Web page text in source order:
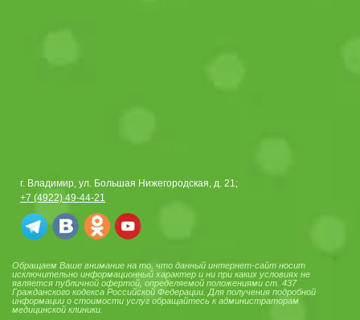
г. Владимир, ул. Большая Нижегородская, д. 21;
+7 (4922) 49-44-21
Обращаем Ваше внимание на то, что данный интернет-сайт носит
исключительно информационный характер и ни при каких условиях не
является публичной офертой, определяемой положениями ст. 437
Гражданского кодекса Российской Федерации. Для получения подробной
информации о стоимости услуг обращайтесь к администраторам
медицинской клиники.